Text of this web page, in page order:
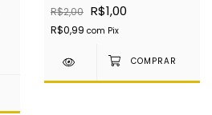
EBOOK
R$2,00 R$1,00
R$0,99 com Pix